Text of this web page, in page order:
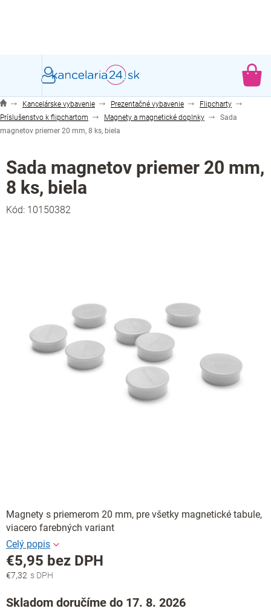
Kancelárske vybavenie Prezentačné vybavenie
Flipcharty
Príslušenstvo k flipchartom
Magnety a magnetické doplnky
Sada
magnetov priemer 20 mm, 8 ks, biela
Sada magnetov priemer 20 mm,
8 ks, biela
Kód: 10150382
Magnety s priemerom 20 mm, pre všetky magnetické tabule,
viacero farebných variant
€7,32
€5,95 bez DPH
Jednotková
Skladom doručíme do 17. 8. 2026